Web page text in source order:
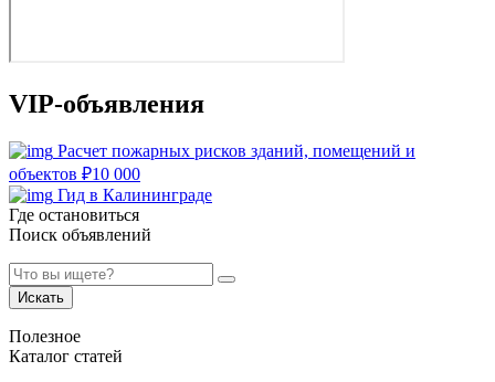
VIP-объявления
Расчет пожарных рисков зданий, помещений и
объектов ₽10 000
Гид в Калининграде
Где остановиться
Поиск объявлений
Искать
Полезное
Каталог статей